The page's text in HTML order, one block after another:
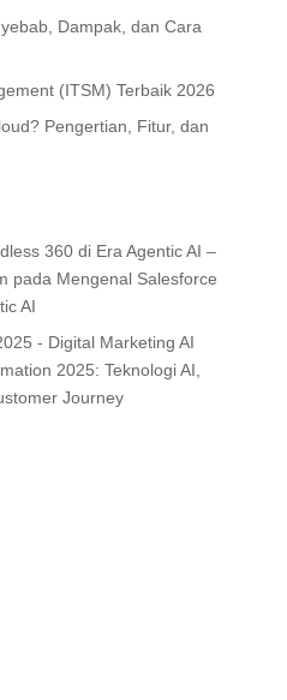
Dampak, dan Cara
(ITSM) Terbaik 2026
Pengertian, Fitur, dan
360 di Era Agentic AI –
pada Mengenal Salesforce
AI
- Digital Marketing AI
2025: Teknologi AI,
Journey